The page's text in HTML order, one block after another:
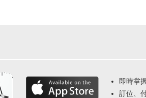
即時掌
訂位、